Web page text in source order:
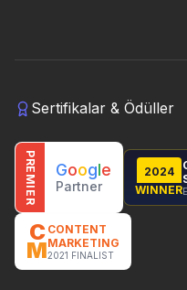
Sertifikalar & Ödüller
PREMIER Google
Partner
2024
WINNER
C
M
CONTENT
MARKETING
2021 FINALIST